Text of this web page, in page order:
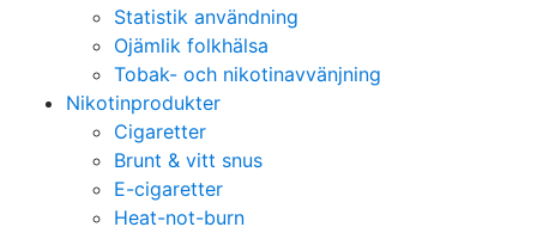
Statistik användning
Ojämlik folkhälsa
Tobak- och nikotinavvänjning
Nikotinprodukter
Cigaretter
Brunt & vitt snus
E-cigaretter
Heat-not-burn